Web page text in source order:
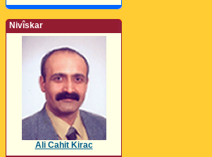
Nivîskar
Ali Cahit Kirac